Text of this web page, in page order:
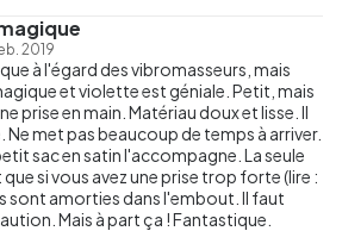
2019
à l'égard des vibromasseurs, mais
et violette est géniale. Petit, mais
prise en main. Matériau doux et lisse. Il
met pas beaucoup de temps à arriver.
sac en satin l'accompagne. La seule
si vous avez une prise trop forte (lire :
sont amorties dans l'embout. Il faut
Mais à part ça ! Fantastique.